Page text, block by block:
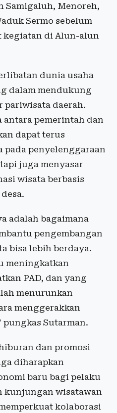
Samigaluh, Menoreh,
Sermo sebelum
kegiatan di Alun-alun
dunia usaha
dalam mendukung
pariwisata daerah.
antara pemerintah dan
dapat terus
pada penyelenggaraan
juga menyasar
wisata berbasis
adalah bagaimana
pengembangan
bisa lebih berdaya.
meningkatkan
PAD, dan yang
menurunkan
menggerakkan
pungkas Sutarman.
dan promosi
diharapkan
baru bagi pelaku
kunjungan wisatawan
kolaborasi